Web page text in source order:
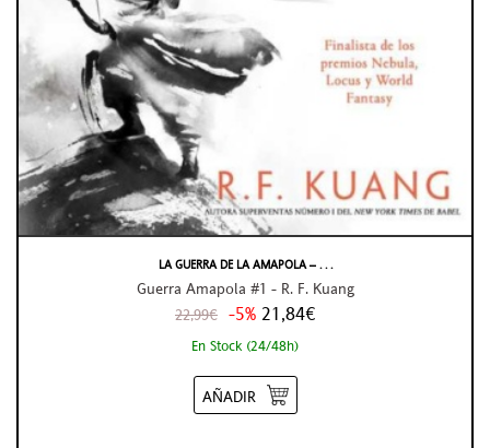
LA GUERRA DE LA AMAPOLA – . . .
Guerra Amapola #1 - R. F. Kuang
22,99€ -5% 21,84€
En Stock (24/48h)
AÑADIR